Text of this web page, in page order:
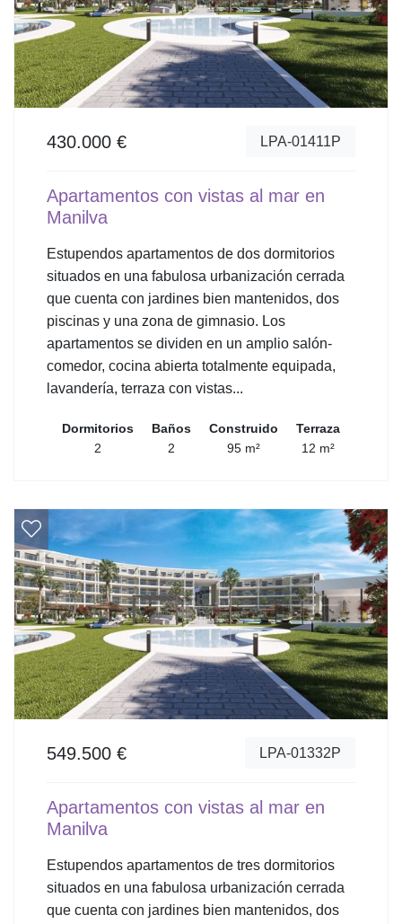
430.000 € LPA-01411P
Apartamentos con vistas al mar en
Manilva
Estupendos apartamentos de dos dormitorios
situados en una fabulosa urbanización cerrada
que cuenta con jardines bien mantenidos, dos
piscinas y una zona de gimnasio. Los
apartamentos se dividen en un amplio salón-
comedor, cocina abierta totalmente equipada,
lavandería, terraza con vistas...
Dormitorios
2
Baños
2
Construido
95 m²
Terraza
12 m²
549.500 € LPA-01332P
Apartamentos con vistas al mar en
Manilva
Estupendos apartamentos de tres dormitorios
situados en una fabulosa urbanización cerrada
que cuenta con jardines bien mantenidos, dos